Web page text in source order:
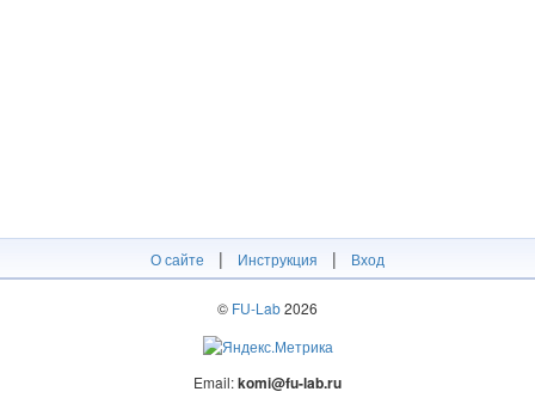
О сайте | Инструкция | Вход
© FU-Lab2026
Email:komi@fu-lab.ru